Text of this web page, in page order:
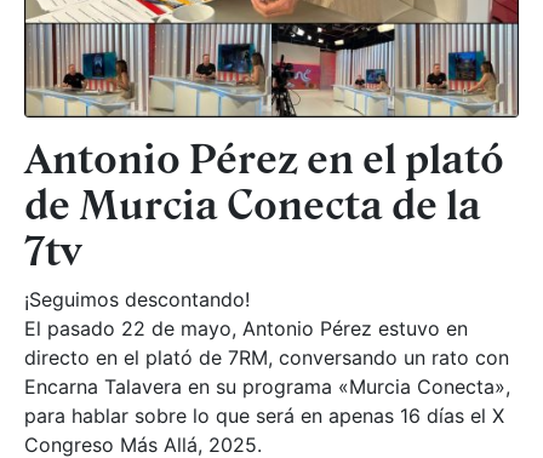
Antonio Pérez en el plató
de Murcia Conecta de la
7tv
¡Seguimos descontando!
El pasado 22 de mayo, Antonio Pérez estuvo en
directo en el plató de 7RM, conversando un rato con
Encarna Talavera en su programa «Murcia Conecta»,
para hablar sobre lo que será en apenas 16 días el X
Congreso Más Allá, 2025.